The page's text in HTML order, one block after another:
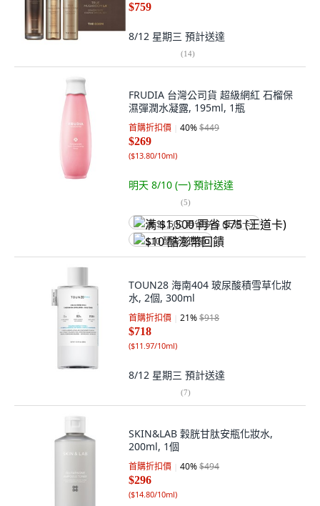
$759
8/12 星期三 預計送達
(14)
FRUDIA 台灣公司貨 超級網紅 石榴保
濕彈潤水凝露, 195ml, 1瓶
首購折扣價 40%$449
$269
($13.80/10ml)
明天 8/10 (一) 預計送達
(5)
满 $1,500 再省 $75 (王道卡)
$10 酷澎幣回饋
TOUN28 海南404 玻尿酸積雪草化妝
水, 2個, 300ml
首購折扣價 21%$918
$718
($11.97/10ml)
8/12 星期三 預計送達
(7)
SKIN&LAB 穀胱甘肽安瓶化妝水,
200ml, 1個
首購折扣價 40%$494
$296
($14.80/10ml)